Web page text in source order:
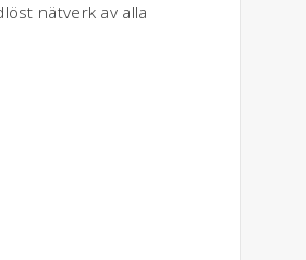
nätverk av alla